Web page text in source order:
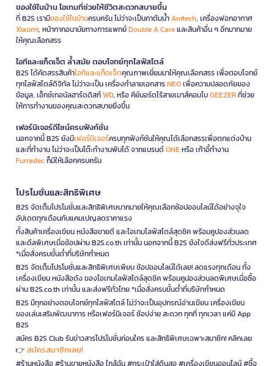
ของใช้ในบ้าน ไอเทมที่ช่วยให้ชีวิตสะดวกสบายขึ้น
ที่ B2S เรามีของใช้ในบ้านครบครัน ไม่ว่าจะเป็นกาต้มน้ำAnitech, เครื่องฟอกอากาศ
Xiaomi, หน้ากากอนามัยทางการแพทย์Double A Careและสินค้าอื่น ๆ อีกมากมาย
ให้คุณเลือกสรร
ไอทีและแก็ดเจ็ต ล้ำสมัย ตอบโจทย์ทุกไลฟ์สไตล์
B2S ได้คัดสรรสินค้าไอทีและแก็ดเจ็ตคุณภาพเยี่ยมมาให้คุณเลือกสรร เพื่อตอบโจทย์
ทุกไลฟ์สไตล์ดิจิทัล ไม่ว่าจะเป็น เครื่องทำลายเอกสารNEOเพื่อความปลอดภัยของ
ข้อมูล, เอ็กซ์เทอนัลฮาร์ดดิสก์WD, หรือ คีย์บอร์ดไร้สายเมาส์คอมโบGEEZERที่ช่วย
ให้การทำงานของคุณสะดวกสบายยิ่งขึ้น
เฟอร์นิเจอร์ดีไซน์ครบฟังก์ชั่น
นอกจากนี้ B2S ยังมีเฟอร์นิเจอร์ครบทุกฟังก์ชันให้คุณได้เลือกสรรเพื่อตกแต่งบ้าน
และที่ทำงาน ไม่ว่าจะเป็นโต๊ะทำงานพับได้ จากแบรนด์ONEหรือ เก้าอี้ทำงาน
Furradecก็มีให้เลือกครบครัน
โปรโมชั่นและสิทธิพิเศษ
B2S จัดเต็มโปรโมชั่นและสิทธิพิเศษมากมายให้คุณเลือกช้อปออนไลน์ได้อย่างจุใจ
อัปเดตทุกเดือนกับแคมเปญลดราคาแรง
ทั้งสินค้าเครื่องเขียน หนังสือขายดี และไอเทมไลฟ์สไตล์สุดชิค พร้อมคูปองส่วนลด
และดีลพิเศษเมื่อช้อปผ่าน B2S.co.th เท่านั้น นอกจากนี้ B2S ยังใจดีส่งฟรีทั่วประเทศ
*เมื่อสั่งครบขั้นต่ำที่บริษัทกำหนด
B2S จัดเต็มโปรโมชั่นและสิทธิพิเศษเพียบ ช้อปออนไลน์ได้เลย! ลดแรงทุกเดือน ทั้ง
เครื่องเขียน หนังสือดัง ของไอเทมไลฟ์สไตล์สุดชิค พร้อมคูปองส่วนลดพิเศษเมื่อซื้อ
ผ่าน B2S.co.th เท่านั้น และส่งฟรีทั่วไทย *เมื่อสั่งครบขั้นต่ำที่บริษัทกำหนด
B2S มีทุกอย่างตอบโจทย์ทุกไลฟ์สไตล์ ไม่ว่าจะเป็นอุปกรณ์อ่านเขียน เครื่องเขียน
ของเล่นเสริมพัฒนาการ หรือเฟอร์นิเจอร์ ช้อปง่าย สะดวก ทุกที่ ทุกเวลา แค่มี App
B2S
สมัคร B2S Club รับข่าวสารโปรโมชั่นก่อนใคร และสิทธิพิเศษเฉพาะสมาชิก! คลิกเลย
👉 สมัครสมาชิกเลย!
#ร้านหนังสือ #ร้านขายหนังสือ ใกล้ฉัน #กระเป๋าใส่ดินสอ #เครื่องเขียนออนไลน์ #ซื้อ